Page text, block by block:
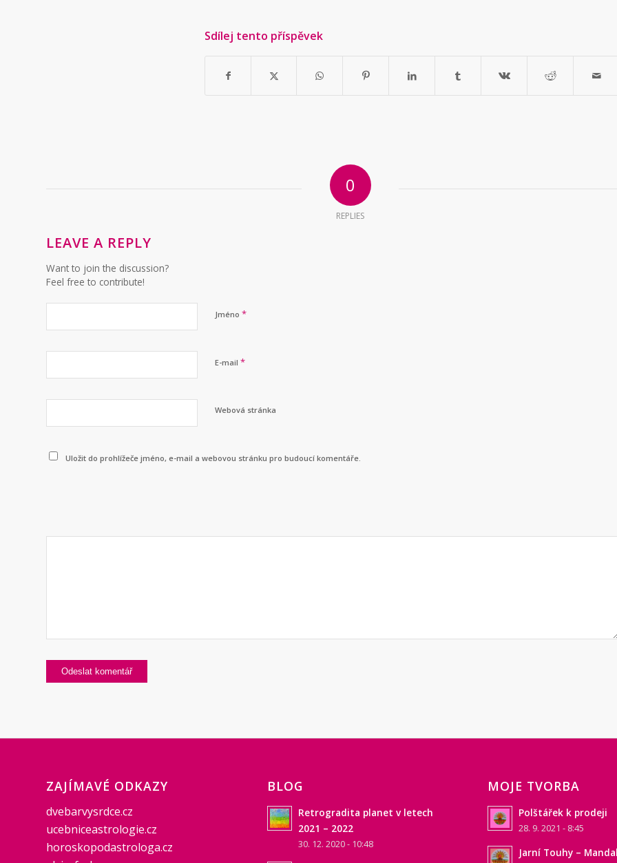
Sdílej tento příspěvek
0
REPLIES
LEAVE A REPLY
Want to join the discussion?
Feel free to contribute!
Jméno *
E-mail *
Webová stránka
Uložit do prohlížeče jméno, e-mail a webovou stránku pro budoucí komentáře.
ZAJÍMAVÉ ODKAZY
dvebarvysrdce.cz
ucebniceastrologie.cz
horoskopodastrologa.cz
BLOG
Retrogradita planet v letech
2021 – 2022
30. 12. 2020 - 10:48
MOJE TVORBA
Polštářek k prodeji
28. 9. 2021 - 8:45
Jarní Touhy –